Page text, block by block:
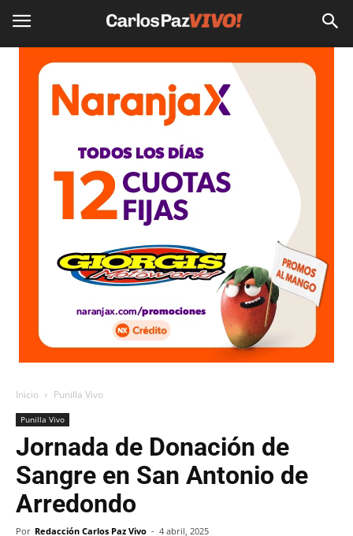
Inicio Punilla Vivo
Punilla Vivo
Jornada de Donación de
Sangre en San Antonio de
Arredondo
Por Redacción Carlos Paz Vivo - 4 abril, 2025